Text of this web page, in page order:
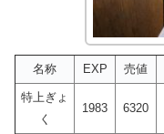
名称 EXP 売値
特上ぎょ
く
1983 6320